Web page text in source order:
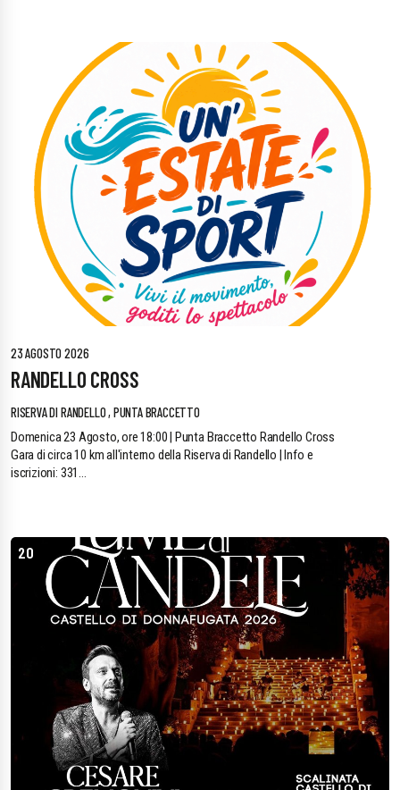
23 AGOSTO 2026
RANDELLO CROSS
RISERVA DI RANDELLO , PUNTA BRACCETTO
Domenica 23 Agosto, ore 18:00 | Punta Braccetto Randello Cross
Gara di circa 10 km all'interno della Riserva di Randello | Info e
iscrizioni: 331...
20